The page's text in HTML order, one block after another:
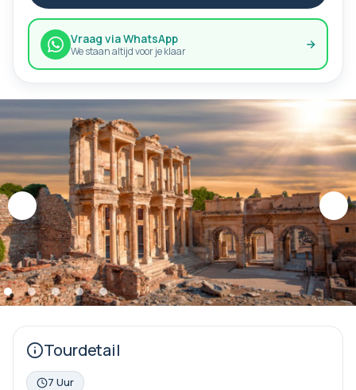
Tourdetail
7 Uur
Vraag via WhatsApp
We staan altijd voor je klaar